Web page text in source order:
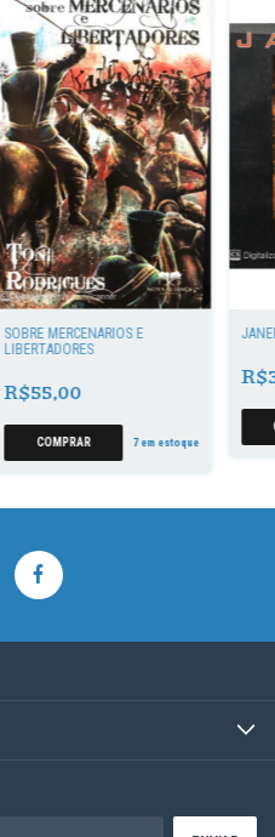
SOBRE MERCENÁRIOS E
LIBERTADORES
R$55,00
7em estoque